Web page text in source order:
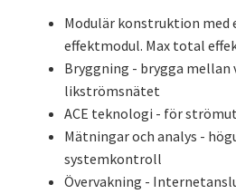
Modulär konstruktion med
effektmodul. Max total
Bryggning - brygga mellan
likströmsnätet
ACE teknologi - för
Mätningar och analys -
systemkontroll
Övervakning -